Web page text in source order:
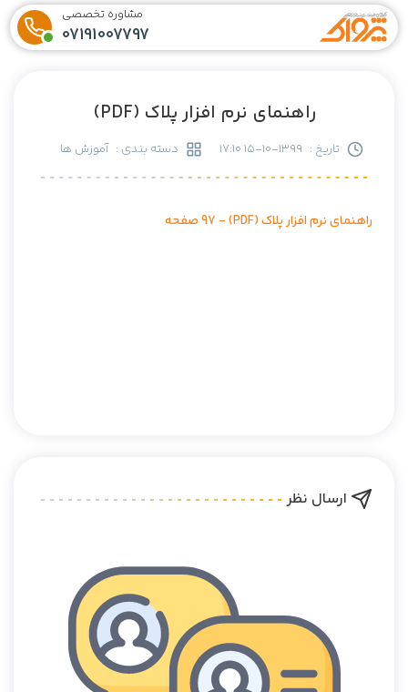
مشاوره تخصصی
07191007797
راهنمای نرم افزار پلاک (PDF)
تاریخ : 1399-10-15 17:10 دسته بندی : آموزش ها
راهنمای نرم افزار پلاک (PDF) - 97 صفحه
ارسال نظر